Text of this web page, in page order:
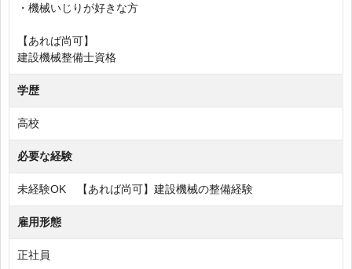
・機械いじりが好きな方
【あれば尚可】
建設機械整備士資格
学歴
高校
必要な経験
未経験OK 【あれば尚可】建設機械の整備経験
雇用形態
正社員